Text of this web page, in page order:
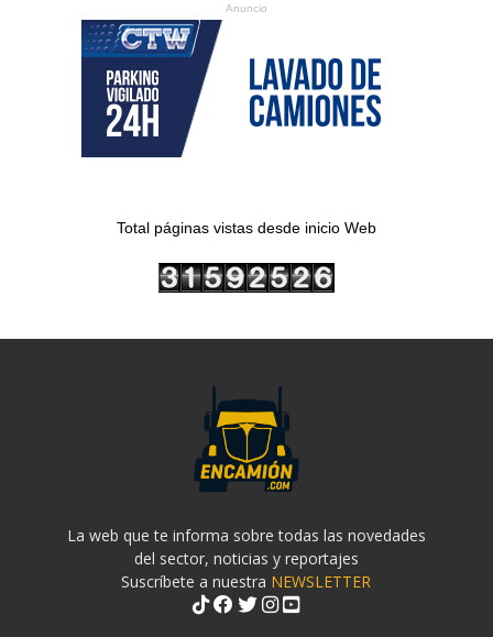
Anuncio
Total páginas vistas desde inicio Web
La web que te informa sobre todas las novedades
del sector, noticias y reportajes
Suscríbete a nuestra NEWSLETTER